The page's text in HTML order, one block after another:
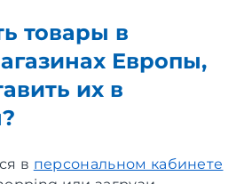
товары в
Европы,
их в
в персональном кабинете